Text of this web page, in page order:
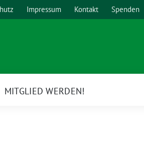
Impressum Kontakt Spenden
MITGLIED WERDEN!